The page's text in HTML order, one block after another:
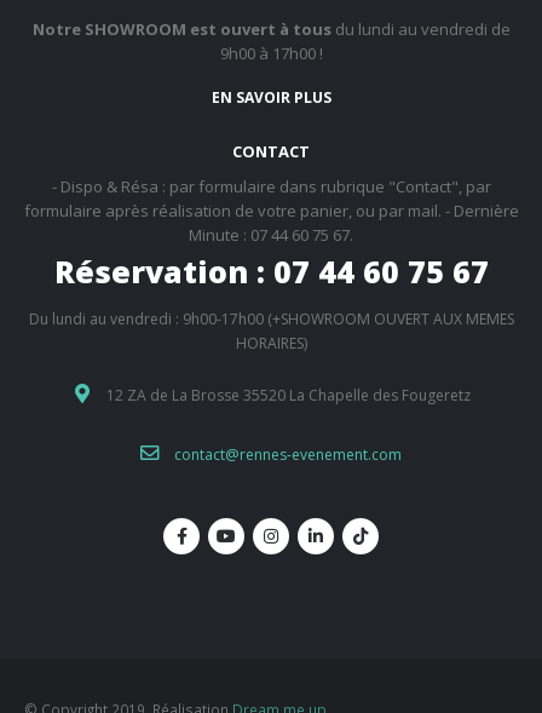
Notre SHOWROOM est ouvert à tousdu lundi au vendredi de
9h00 à 17h00 !
EN SAVOIR PLUS
CONTACT
- Dispo & Résa : par formulaire dans rubrique "Contact", par
formulaire après réalisation de votre panier, ou par mail. - Dernière
Minute : 07 44 60 75 67.
Réservation : 07 44 60 75 67
Du lundi au vendredi : 9h00-17h00 (+SHOWROOM OUVERT AUX MEMES
HORAIRES)
12 ZA de La Brosse 35520 La Chapelle des Fougeretz
contact@rennes-evenement.com